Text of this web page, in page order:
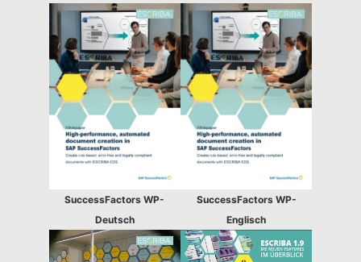
SuccessFactors WP-
Deutsch
SuccessFactors WP-
Englisch